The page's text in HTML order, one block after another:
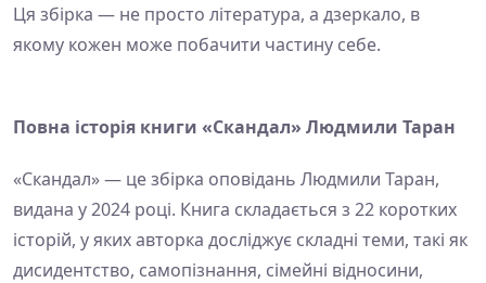
Ця збірка — не просто література, а дзеркало, в
якому кожен може побачити частину себе.
Повна історія книги «Скандал» Людмили Таран
«Скандал» — це збірка оповідань Людмили Таран,
видана у 2024 році. Книга складається з 22 коротких
історій, у яких авторка досліджує складні теми, такі як
дисидентство, самопізнання, сімейні відносини,